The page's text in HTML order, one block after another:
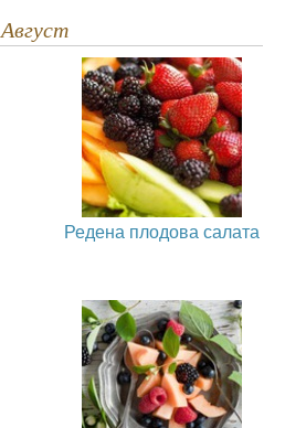
Август
Редена плодова салата